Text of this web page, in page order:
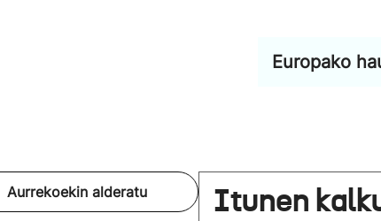
Europako
Aurrekoekin alderatu Itunen